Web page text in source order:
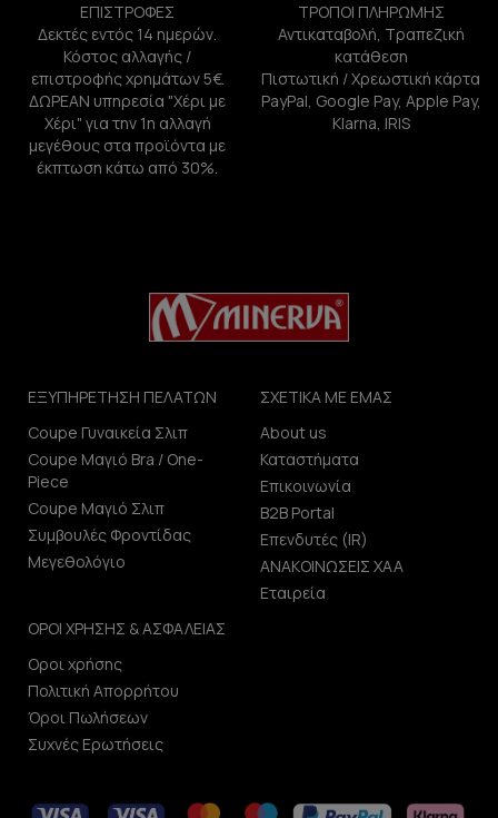
ΕΠΙΣΤΡΟΦΕΣ
Δεκτές εντός 14 ημερών.
Κόστος αλλαγής /
επιστροφής χρημάτων 5€.
ΔΩΡΕΑΝ υπηρεσία "Χέρι με
Χέρι" για την 1η αλλαγή
μεγέθους στα προϊόντα με
έκπτωση κάτω από 30%.
ΤΡΟΠΟΙ ΠΛΗΡΩΜΗΣ
Αντικαταβολή, Τραπεζική
κατάθεση
Πιστωτική / Χρεωστική κάρτα
PayPal, Google Pay, Apple Pay,
Klarna, IRIS
ΕΞΥΠΗΡΕΤΗΣΗ ΠΕΛΑΤΩΝ
Coupe Γυναικεία Σλιπ
Coupe Μαγιό Bra / One-
Piece
Coupe Μαγιό Σλιπ
Συμβουλές Φροντίδας
Μεγεθολόγιο
ΣΧΕΤΙΚΑ ΜΕ ΕΜΑΣ
About us
Καταστήματα
Επικοινωνία
B2B Portal
Επενδυτές (IR)
ΑΝΑΚΟΙΝΩΣΕΙΣ ΧΑΑ
Εταιρεία
ΟΡΟΙ ΧΡΗΣΗΣ & ΑΣΦΑΛΕΙΑΣ
Οροι χρήσης
Πολιτική Απορρήτου
Όροι Πωλήσεων
Συχνές Ερωτήσεις